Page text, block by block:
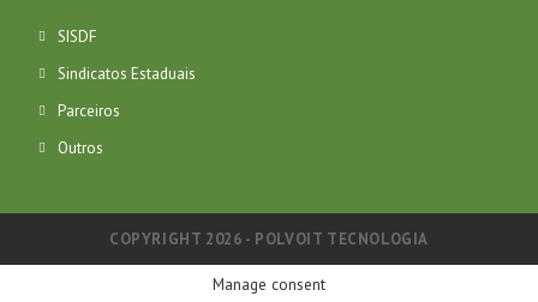
SISDF
Sindicatos Estaduais
Parceiros
Outros
COPYRIGHT 2026 - POLVOIT TECNOLOGIA
Manage consent